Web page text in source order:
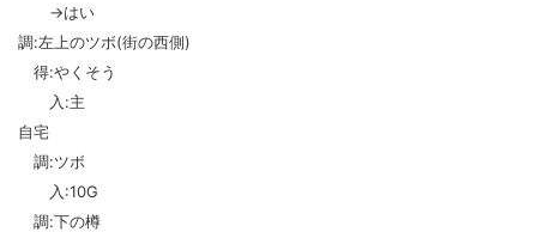
→はい
調:左上のツボ(街の西側)
得:やくそう
入:主
自宅
調:ツボ
入:10G
調:下の樽